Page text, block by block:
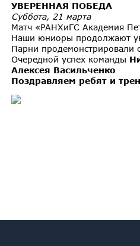
УВЕРЕННАЯ ПОБЕДА
Суббота, 21 марта
Матч «РАНХиГС Академия
Наши юниоры продолжают
Парни продемонстрировали
Очередной успех команды
Алексея Васильченко
Поздравляем ребят и